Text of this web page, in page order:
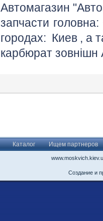
Автомагазин
запчасти головна:
городах: Киев , а
карбюрат зовнішн
Каталог Ищем партнеров
Создание и